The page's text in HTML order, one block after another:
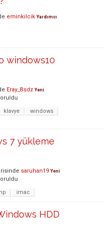
eminkilcik Yardımcı
windows10
Eray_Bsdz Yeni
klavye
windows
7 yükleme
saruhan19 Yeni
imac
HDD